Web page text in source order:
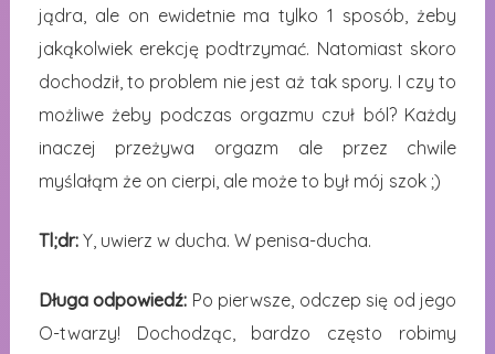
jądra, ale on ewidetnie ma tylko 1 sposób, żeby
jakąkolwiek erekcję podtrzymać. Natomiast skoro
dochodził, to problem nie jest aż tak spory. I czy to
możliwe żeby podczas orgazmu czuł ból? Każdy
inaczej przeżywa orgazm ale przez chwile
myślałąm że on cierpi, ale może to był mój szok ;)
Tl;dr:Y, uwierz w ducha. W penisa-ducha.
Długa odpowiedź: Po pierwsze, odczep się od jego
O-twarzy! Dochodząc, bardzo często robimy